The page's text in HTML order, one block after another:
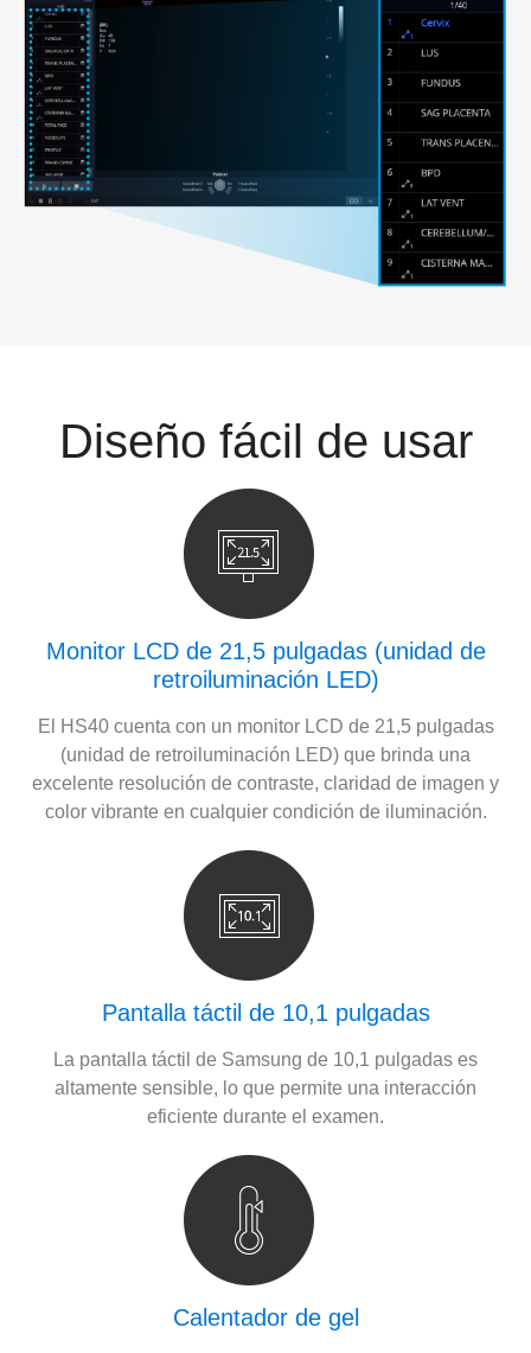
Diseño fácil de usar
Monitor LCD de 21,5 pulgadas (unidad de
retroiluminación LED)
El HS40 cuenta con un monitor LCD de 21,5 pulgadas
(unidad de retroiluminación LED) que brinda una
excelente resolución de contraste, claridad de imagen y
color vibrante en cualquier condición de iluminación.
Pantalla táctil de 10,1 pulgadas
La pantalla táctil de Samsung de 10,1 pulgadas es
altamente sensible, lo que permite una interacción
eficiente durante el examen.
Calentador de gel